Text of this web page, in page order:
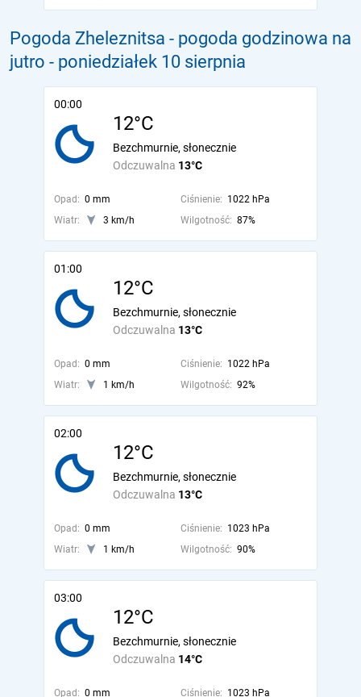
Pogoda Zheleznitsa - pogoda godzinowa na
jutro - poniedziałek 10 sierpnia
00:00
12°C
Odczuwalna 13°C
Bezchmurnie, słonecznie
Opad: 0 mm Ciśnienie: 1022 hPa
Wiatr:
3 km/h Wilgotność: 87%
01:00
12°C
Odczuwalna 13°C
Bezchmurnie, słonecznie
Opad: 0 mm Ciśnienie: 1022 hPa
Wiatr:
1 km/h Wilgotność: 92%
02:00
12°C
Odczuwalna 13°C
Bezchmurnie, słonecznie
Opad: 0 mm Ciśnienie: 1023 hPa
Wiatr:
1 km/h Wilgotność: 90%
03:00
12°C
Odczuwalna 14°C
Bezchmurnie, słonecznie
Opad: 0 mm Ciśnienie: 1023 hPa